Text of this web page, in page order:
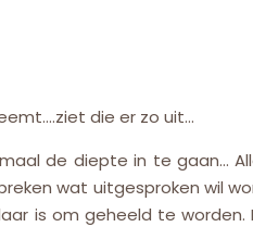
die er zo uit…
de diepte in te gaan…
wat uitgesproken wil
is om geheeld te worden.